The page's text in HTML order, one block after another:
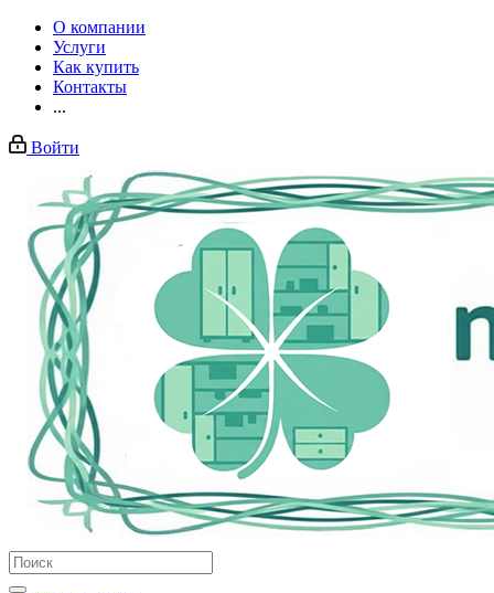
О компании
Услуги
Как купить
Контакты
...
Войти